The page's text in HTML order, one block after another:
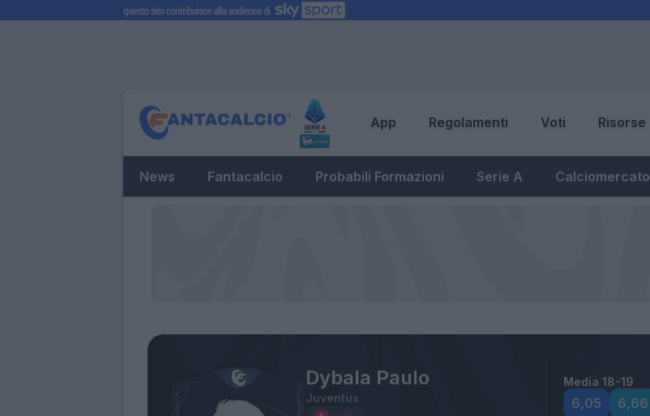
App Regolamenti Voti Risorse
News Fantacalcio Probabili Formazioni Serie A Calciomercato
Dybala Paulo
Juventus
Media 18-19
6,05 6,66